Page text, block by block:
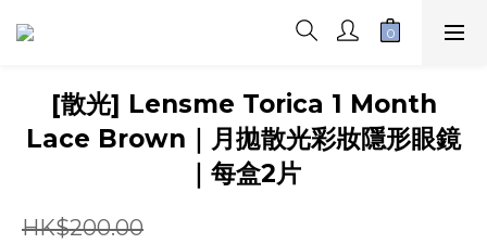
[散光] Lensme Torica 1 Month
Lace Brown｜月拋散光彩妝隱形眼鏡
｜每盒2片
HK$200.00